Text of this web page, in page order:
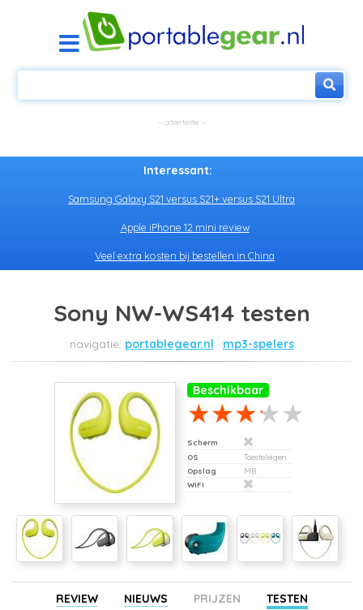
Interessant:
Samsung Galaxy S21 versus S21+ versus S21 Ultra
Apple iPhone 12 mini review
Veel extra kosten bij bestellen in China
Sony NW-WS414 testen
portablegear.nl mp3-spelers
Beschikbaar
Scherm
OS
Toesteleigen
Opslag
MB
WiFi
REVIEW NIEUWS PRIJZEN TESTEN